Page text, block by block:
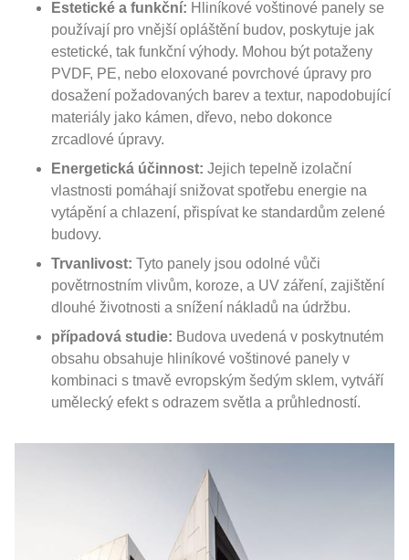
Estetické a funkční: Hliníkové voštinové panely se
používají pro vnější opláštění budov, poskytuje jak
estetické, tak funkční výhody. Mohou být potaženy
PVDF, PE, nebo eloxované povrchové úpravy pro
dosažení požadovaných barev a textur, napodobující
materiály jako kámen, dřevo, nebo dokonce
zrcadlové úpravy.
Energetická účinnost: Jejich tepelně izolační
vlastnosti pomáhají snižovat spotřebu energie na
vytápění a chlazení, přispívat ke standardům zelené
budovy.
Trvanlivost: Tyto panely jsou odolné vůči
povětrnostním vlivům, koroze, a UV záření, zajištění
dlouhé životnosti a snížení nákladů na údržbu.
případová studie: Budova uvedená v poskytnutém
obsahu obsahuje hliníkové voštinové panely v
kombinaci s tmavě evropským šedým sklem, vytváří
umělecký efekt s odrazem světla a průhledností.